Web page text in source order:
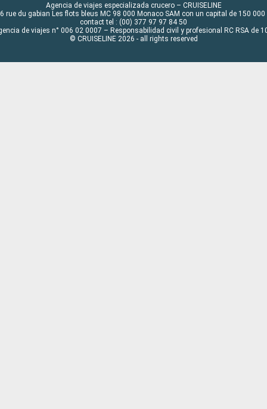
Agencia de viajes especializada crucero – CRUISELINE
rue du gabian Les flots bleus MC 98 000 Monaco SAM con un capital de 150 000
contact tel : (00) 377 97 97 84 50
de viajes n° 006 02 0007 – Responsabilidad civil y profesional RC RSA de
© CRUISELINE 2026 - all rights reserved